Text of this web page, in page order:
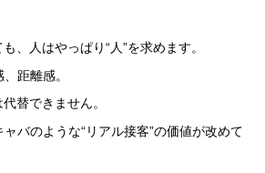
、人はやっぱり“人”を求めます。
距離感。
替できません。
バのような“リアル接客”の価値が改めて